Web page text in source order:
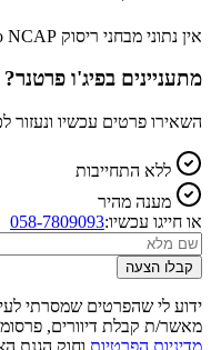
אין נתוני מבחני ריסוק Euro NCAP לדגם זה
מתעניינים בפיג'ו פרטנר?
השאירו פרטים עכשיו ונעזור
ללא התחייבות
מענה מהיר
או חייגו עכשיו:058-7809093
קבלו הצעה
ידוע לי שהפרטים שמסרתי
מאשר/ת קבלת דיוורים,
מדיניות הפרטיות וחוק הגנת